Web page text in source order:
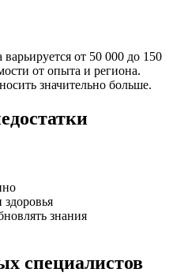
от 50 000 до 150
от опыта и региона.
значительно больше.
знания
специалистов